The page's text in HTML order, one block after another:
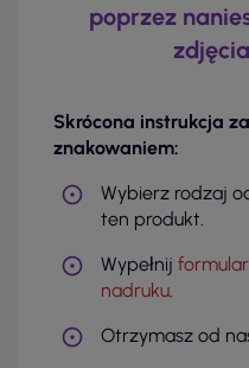
poprzez
Skrócona instrukcja
znakowaniem:
Wybierz rodzaj
ten produkt.
Wypełnij
nadruku.
Otrzymasz od